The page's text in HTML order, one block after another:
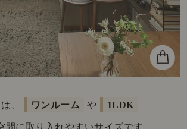
、 ワンルーム や 1LDK
間に取り入れやすいサイズです。